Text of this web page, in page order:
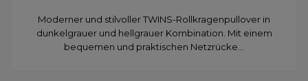
Moderner und stilvoller TWINS-Rollkragenpullover in
dunkelgrauer und hellgrauer Kombination. Mit einem
bequemen und praktischen Netzrücke...